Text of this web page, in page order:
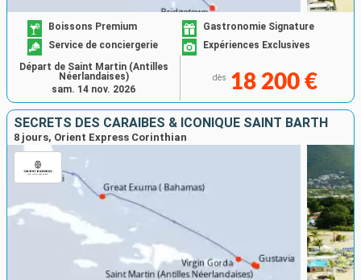
Boissons Premium
Gastronomie Signature
Service de conciergerie
Expériences Exclusives
dès 18 200 €
Départ de Saint Martin (Antilles
Néerlandaises)
sam. 14 nov. 2026
SECRETS DES CARAÏBES & ICONIQUE SAINT BARTH
8 jours, Orient Express Corinthian